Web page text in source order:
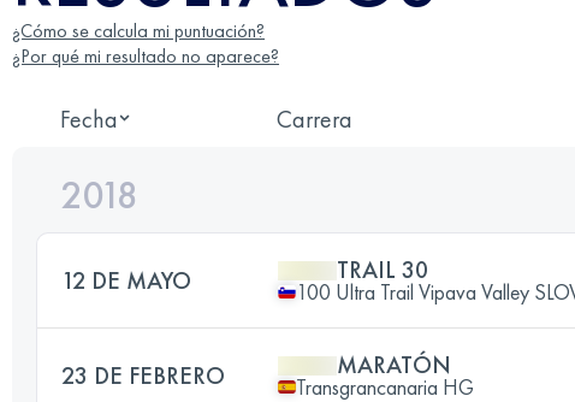
¿Cómo se calcula mi puntuación?
¿Por qué mi resultado no aparece?
Fecha Carrera
2018
12 DE MAYO TRAIL 30
100 Ultra Trail Vipava Valley
23 DE FEBRERO MARATÓN
Transgrancanaria HG